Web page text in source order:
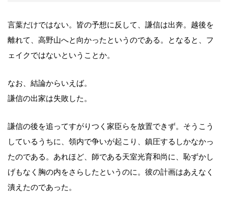
言葉だけではない。皆の予想に反して、謙信は出奔。越後を
離れて、高野山へと向かったというのである。となると、フ
ェイクではないということか。
なお、結論からいえば。
謙信の出家は失敗した。
謙信の後を追ってすがりつく家臣らを放置できず。そうこう
しているうちに、領内で争いが起こり、鎮圧するしかなかっ
たのである。あれほど、師である天室光育和尚に、恥ずかし
げもなく胸の内をさらしたというのに。彼の計画はあえなく
潰えたのであった。